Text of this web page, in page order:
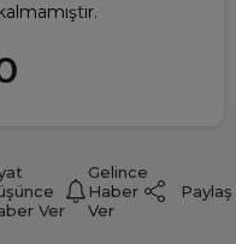
Ver
Gelince
Haber
Ver
Paylaş